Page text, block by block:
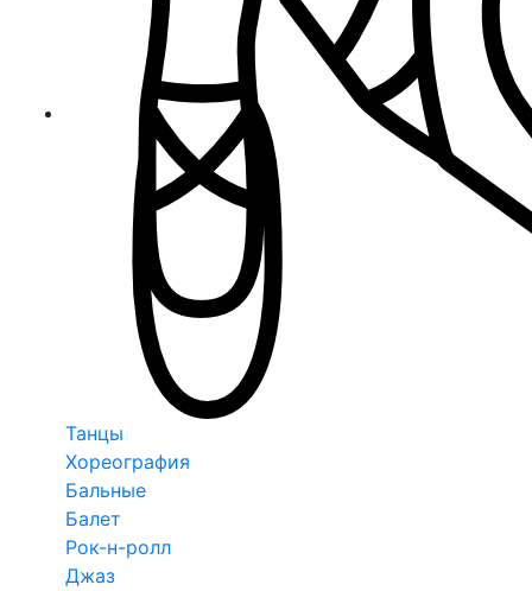
Танцы
Хореография
Бальные
Балет
Рок-н-ролл
Джаз